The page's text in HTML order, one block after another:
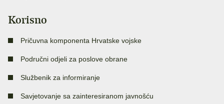
Korisno
Pričuvna komponenta Hrvatske vojske
Područni odjeli za poslove obrane
Službenik za informiranje
Savjetovanje sa zainteresiranom javnošću